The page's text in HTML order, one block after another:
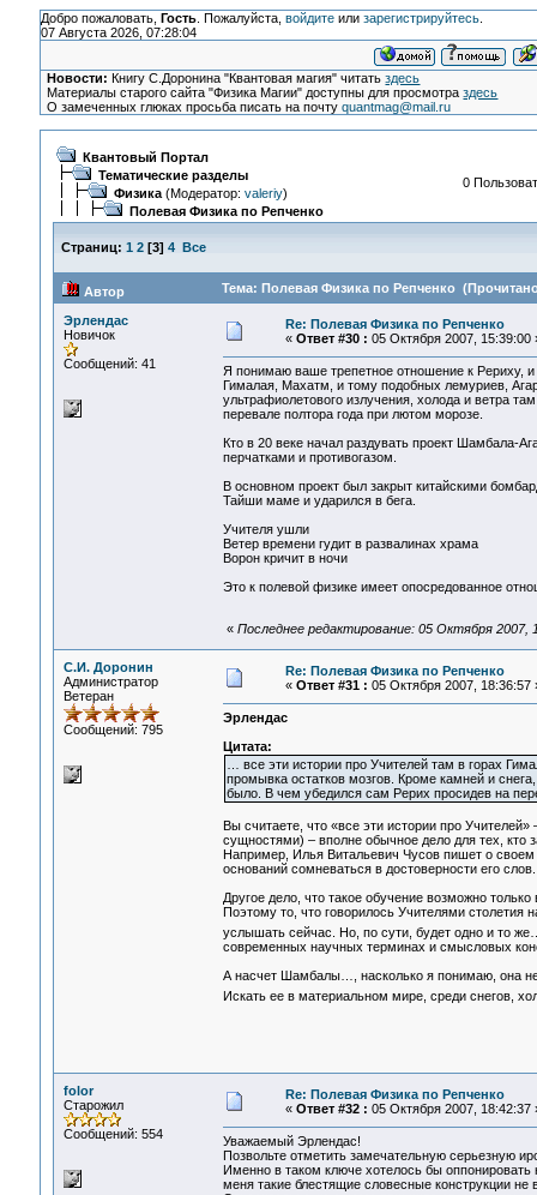
Добро пожаловать, Гость. Пожалуйста, войдитеили зарегистрируйтесь.
07 Августа 2026, 07:28:04
Новости: Книгу С.Доронина "Квантовая магия" читатьздесь
Материалы старого сайта "Физика Магии" доступны для просмотраздесь
О замеченных глюках просьба писать на почтуquantmag@mail.ru
Квантовый Портал
Тематические разделы
Физика(Модератор: valeriy)
Полевая Физика по Репченко
0
Страниц: 1 2[3] 4 Все
Автор Тема: Полевая Физика по Репченко (Прочитано
Эрлендас
Новичок
Сообщений: 41
Re: Полевая Физика по Репченко
« Ответ #30 : 05 Октября 2007, 15:39:00
Я понимаю ваше трепетное отношение к Рериху, и
Гималая, Махатм, и тому подобных лемуриев,
ультрафиолетового излучения, холода и ветра
перевале полтора года при лютом морозе.
Кто в 20 веке начал раздувать проект Шамбала-
перчатками и противогазом.
В основном проект был закрыт китайскими
Тайши маме и ударился в бега.
Учителя ушли
Ветер времени гудит в развалинах храма
Ворон кричит в ночи
Это к полевой физике имеет опосредованное
« Последнее редактирование: 05 Октября 2007,
С.И. Доронин
Администратор
Ветеран
Сообщений: 795
Re: Полевая Физика по Репченко
« Ответ #31 : 05 Октября 2007, 18:36:57
Эрлендас
Цитата:
… все эти истории про Учителей там в горах
промывка остатков мозгов. Кроме камней и
было. В чем убедился сам Рерих просидев на
Вы считаете, что «все эти истории про
сущностями) – вполне обычное дело для тех, кто
Например, Илья Витальевич Чусов пишет о
оснований сомневаться в достоверности его слов.
Другое дело, что такое обучение возможно
Поэтому то, что говорилось Учителями столетия
услышать сейчас. Но, по сути, будет одно и то
современных научных терминах и смысловых
А насчет Шамбалы…, насколько я понимаю, она
Искать ее в материальном мире, среди снегов,
folor
Старожил
Сообщений: 554
Re: Полевая Физика по Репченко
« Ответ #32 : 05 Октября 2007, 18:42:37
Уважаемый Эрлендас!
Позвольте отметить замечательную серьезную
Именно в таком ключе хотелось бы
меня такие блестящие словесные конструкции не